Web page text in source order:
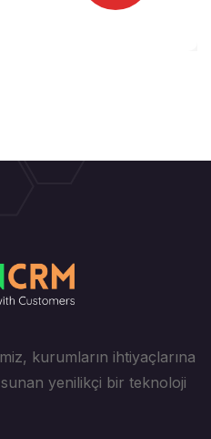
kurumların ihtiyaçlarına
yenilikçi bir teknoloji